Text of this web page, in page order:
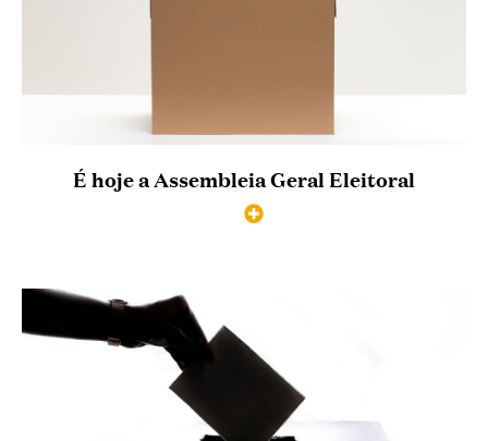
É hoje a Assembleia Geral Eleitoral